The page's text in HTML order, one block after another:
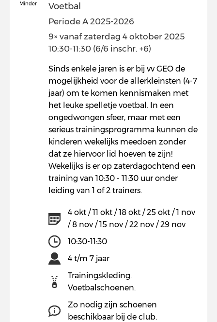
Minder Voetbal
Periode A 2025-2026
9× vanaf zaterdag 4 oktober 2025
10:30-11:30 (6/6 inschr. +6)
Sinds enkele jaren is er bij vv GEO de
mogelijkheid voor de allerkleinsten (4-7
jaar) om te komen kennismaken met
het leuke spelletje voetbal. In een
ongedwongen sfeer, maar met een
serieus trainingsprogramma kunnen de
kinderen wekelijks meedoen zonder
dat ze hiervoor lid hoeven te zijn!
Wekelijks is er op zaterdagochtend een
training van 10:30 - 11:30 uur onder
leiding van 1 of 2 trainers.
4 okt / 11 okt / 18 okt / 25 okt / 1 nov
/ 8 nov / 15 nov / 22 nov / 29 nov
10:30-11:30
4 t/m 7 jaar
Trainingskleding.
Voetbalschoenen.
Zo nodig zijn schoenen
beschikbaar bij de club.